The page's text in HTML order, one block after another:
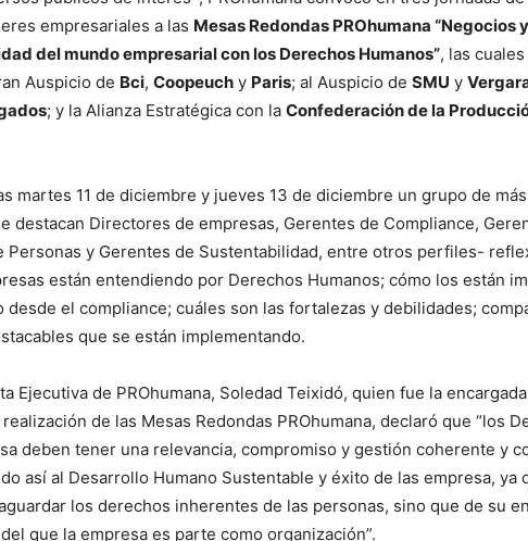
empresariales a las Mesas Redondas PROhumana “Negocios
del mundo empresarial con los Derechos Humanos”, las
Auspicio de Bci, Coopeuch y Paris; al Auspicio de SMU y
; y la Alianza Estratégica con la Confederación de la
martes 11 de diciembre y jueves 13 de diciembre un grupo de
destacan Directores de empresas, Gerentes de Compliance,
Personas y Gerentes de Sustentabilidad, entre otros perfiles-
están entendiendo por Derechos Humanos; cómo los están
desde el compliance; cuáles son las fortalezas y debilidades;
que se están implementando.
Ejecutiva de PROhumana, Soledad Teixidó, quien fue la
de las Mesas Redondas PROhumana, declaró que “los
deben tener una relevancia, compromiso y gestión coherente y
así al Desarrollo Humano Sustentable y éxito de las empresa, ya
los derechos inherentes de las personas, sino que de su
que la empresa es parte como organización”.